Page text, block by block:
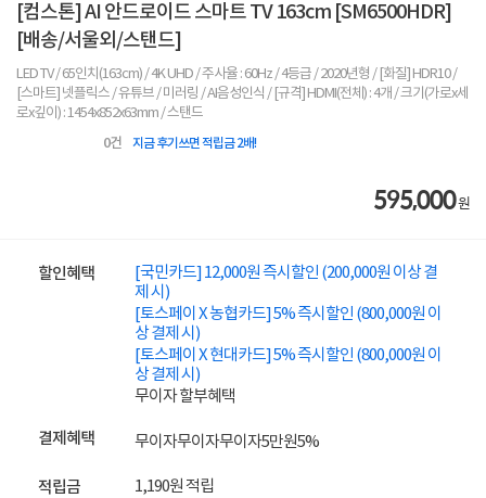
[컴스톤] AI 안드로이드 스마트 TV 163cm [SM6500HDR]
[배송/서울외/스탠드]
LED TV / 65인치(163cm) / 4K UHD / 주사율 : 60Hz / 4등급 / 2020년형 / [화질] HDR10 /
[스마트] 넷플릭스 / 유튜브 / 미러링 / AI음성인식 / [규격] HDMI(전체) : 4개 / 크기(가로x세
로x깊이) : 1454x852x63mm / 스탠드
0건 지금 후기쓰면 적립금 2배!
595,000원
할인혜택
[국민카드] 12,000원 즉시할인 (200,000원 이상 결
제 시)
[토스페이 X 농협카드] 5% 즉시할인 (800,000원 이
상 결제 시)
[토스페이 X 현대카드] 5% 즉시할인 (800,000원 이
상 결제 시)
무이자 할부혜택
결제혜택 무이자무이자무이자5만원5%
적립금 1,190원 적립